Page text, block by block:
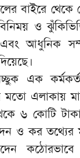
বাইরে থেকে
ও
আধুনিক
এক
মতো এলাকায়
৬ কোটি
ও কর তথ্যের
কঠোরভাবে